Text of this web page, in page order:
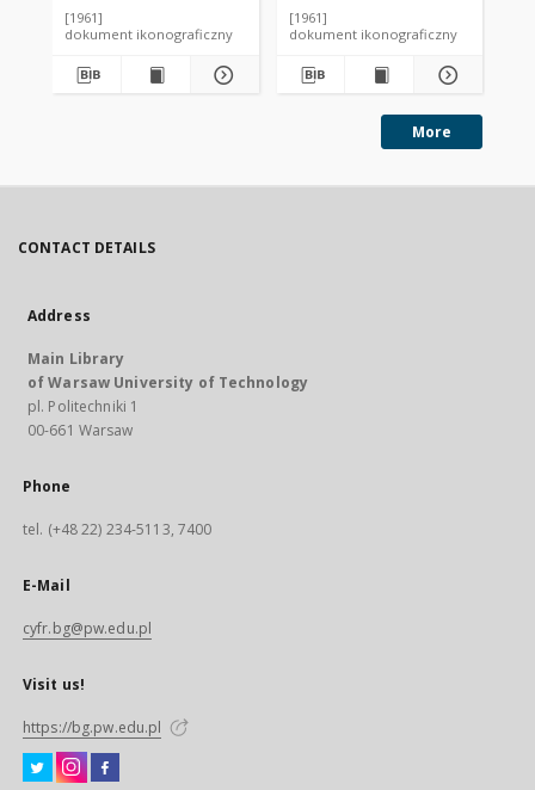
[1961]
dokument ikonograficzny
[1961]
dokument ikonograficzny
More
CONTACT DETAILS
Address
Main Library
of Warsaw University of Technology
pl. Politechniki 1
00-661 Warsaw
Phone
tel. (+48 22) 234-5113, 7400
E-Mail
cyfr.bg@pw.edu.pl
Visit us!
https://bg.pw.edu.pl